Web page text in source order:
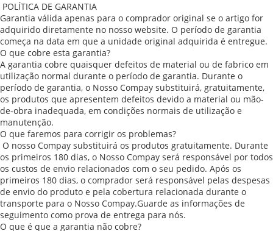
POLÍTICA DE GARANTIA
Garantia válida apenas para o comprador original se o artigo for
adquirido diretamente no nosso website. O período de garantia
começa na data em que a unidade original adquirida é entregue.
O que cobre esta garantia?
A garantia cobre quaisquer defeitos de material ou de fabrico em
utilização normal durante o período de garantia. Durante o
período de garantia, o Nosso Compay substituirá, gratuitamente,
os produtos que apresentem defeitos devido a material ou mão-
de-obra inadequada, em condições normais de utilização e
manutenção.
O que faremos para corrigir os problemas?
O nosso Compay substituirá os produtos gratuitamente. Durante
os primeiros 180 dias, o Nosso Compay será responsável por todos
os custos de envio relacionados com o seu pedido. Após os
primeiros 180 dias, o comprador será responsável pelas despesas
de envio do produto e pela cobertura relacionada durante o
transporte para o Nosso Compay.Guarde as informações de
seguimento como prova de entrega para nós.
O que é que a garantia não cobre?